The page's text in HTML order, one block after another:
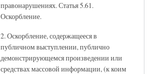
правонарушениях. Статья 5.61.
Оскорбление.
2. Оскорбление, содержащееся в
публичном выступлении, публично
демонстрирующемся произведении или
средствах массовой информации, (к коим